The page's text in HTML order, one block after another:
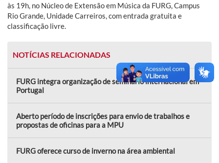
às 19h, no Núcleo de Extensão em Música da FURG, Campus
Rio Grande, Unidade Carreiros, com entrada gratuita e
classificação livre.
NOTÍCIAS RELACIONADAS
FURG integra organização de seminário internacional em
Portugal
Aberto período de inscrições para envio de trabalhos e
propostas de oficinas para a MPU
FURG oferece curso de inverno na área ambiental